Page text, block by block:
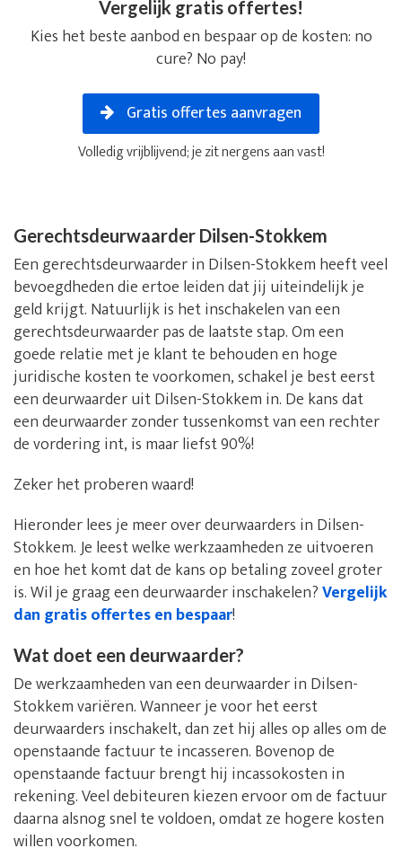
Vergelijk gratis offertes!
Kies het beste aanbod en bespaar op de kosten: no
cure? No pay!
Gratis offertes aanvragen
Volledig vrijblijvend; je zit nergens aan vast!
Gerechtsdeurwaarder Dilsen-Stokkem
Een gerechtsdeurwaarder in Dilsen-Stokkem heeft veel
bevoegdheden die ertoe leiden dat jij uiteindelijk je
geld krijgt. Natuurlijk is het inschakelen van een
gerechtsdeurwaarder pas de laatste stap. Om een
goede relatie met je klant te behouden en hoge
juridische kosten te voorkomen, schakel je best eerst
een deurwaarder uit Dilsen-Stokkem in. De kans dat
een deurwaarder zonder tussenkomst van een rechter
de vordering int, is maar liefst 90%!
Zeker het proberen waard!
Hieronder lees je meer over deurwaarders in Dilsen-
Stokkem. Je leest welke werkzaamheden ze uitvoeren
en hoe het komt dat de kans op betaling zoveel groter
is. Wil je graag een deurwaarder inschakelen?Vergelijk
dan gratis offertes en bespaar!
Wat doet een deurwaarder?
De werkzaamheden van een deurwaarder in Dilsen-
Stokkem variëren. Wanneer je voor het eerst
deurwaarders inschakelt, dan zet hij alles op alles om de
openstaande factuur te incasseren. Bovenop de
openstaande factuur brengt hij incassokosten in
rekening. Veel debiteuren kiezen ervoor om de factuur
daarna alsnog snel te voldoen, omdat ze hogere kosten
willen voorkomen.